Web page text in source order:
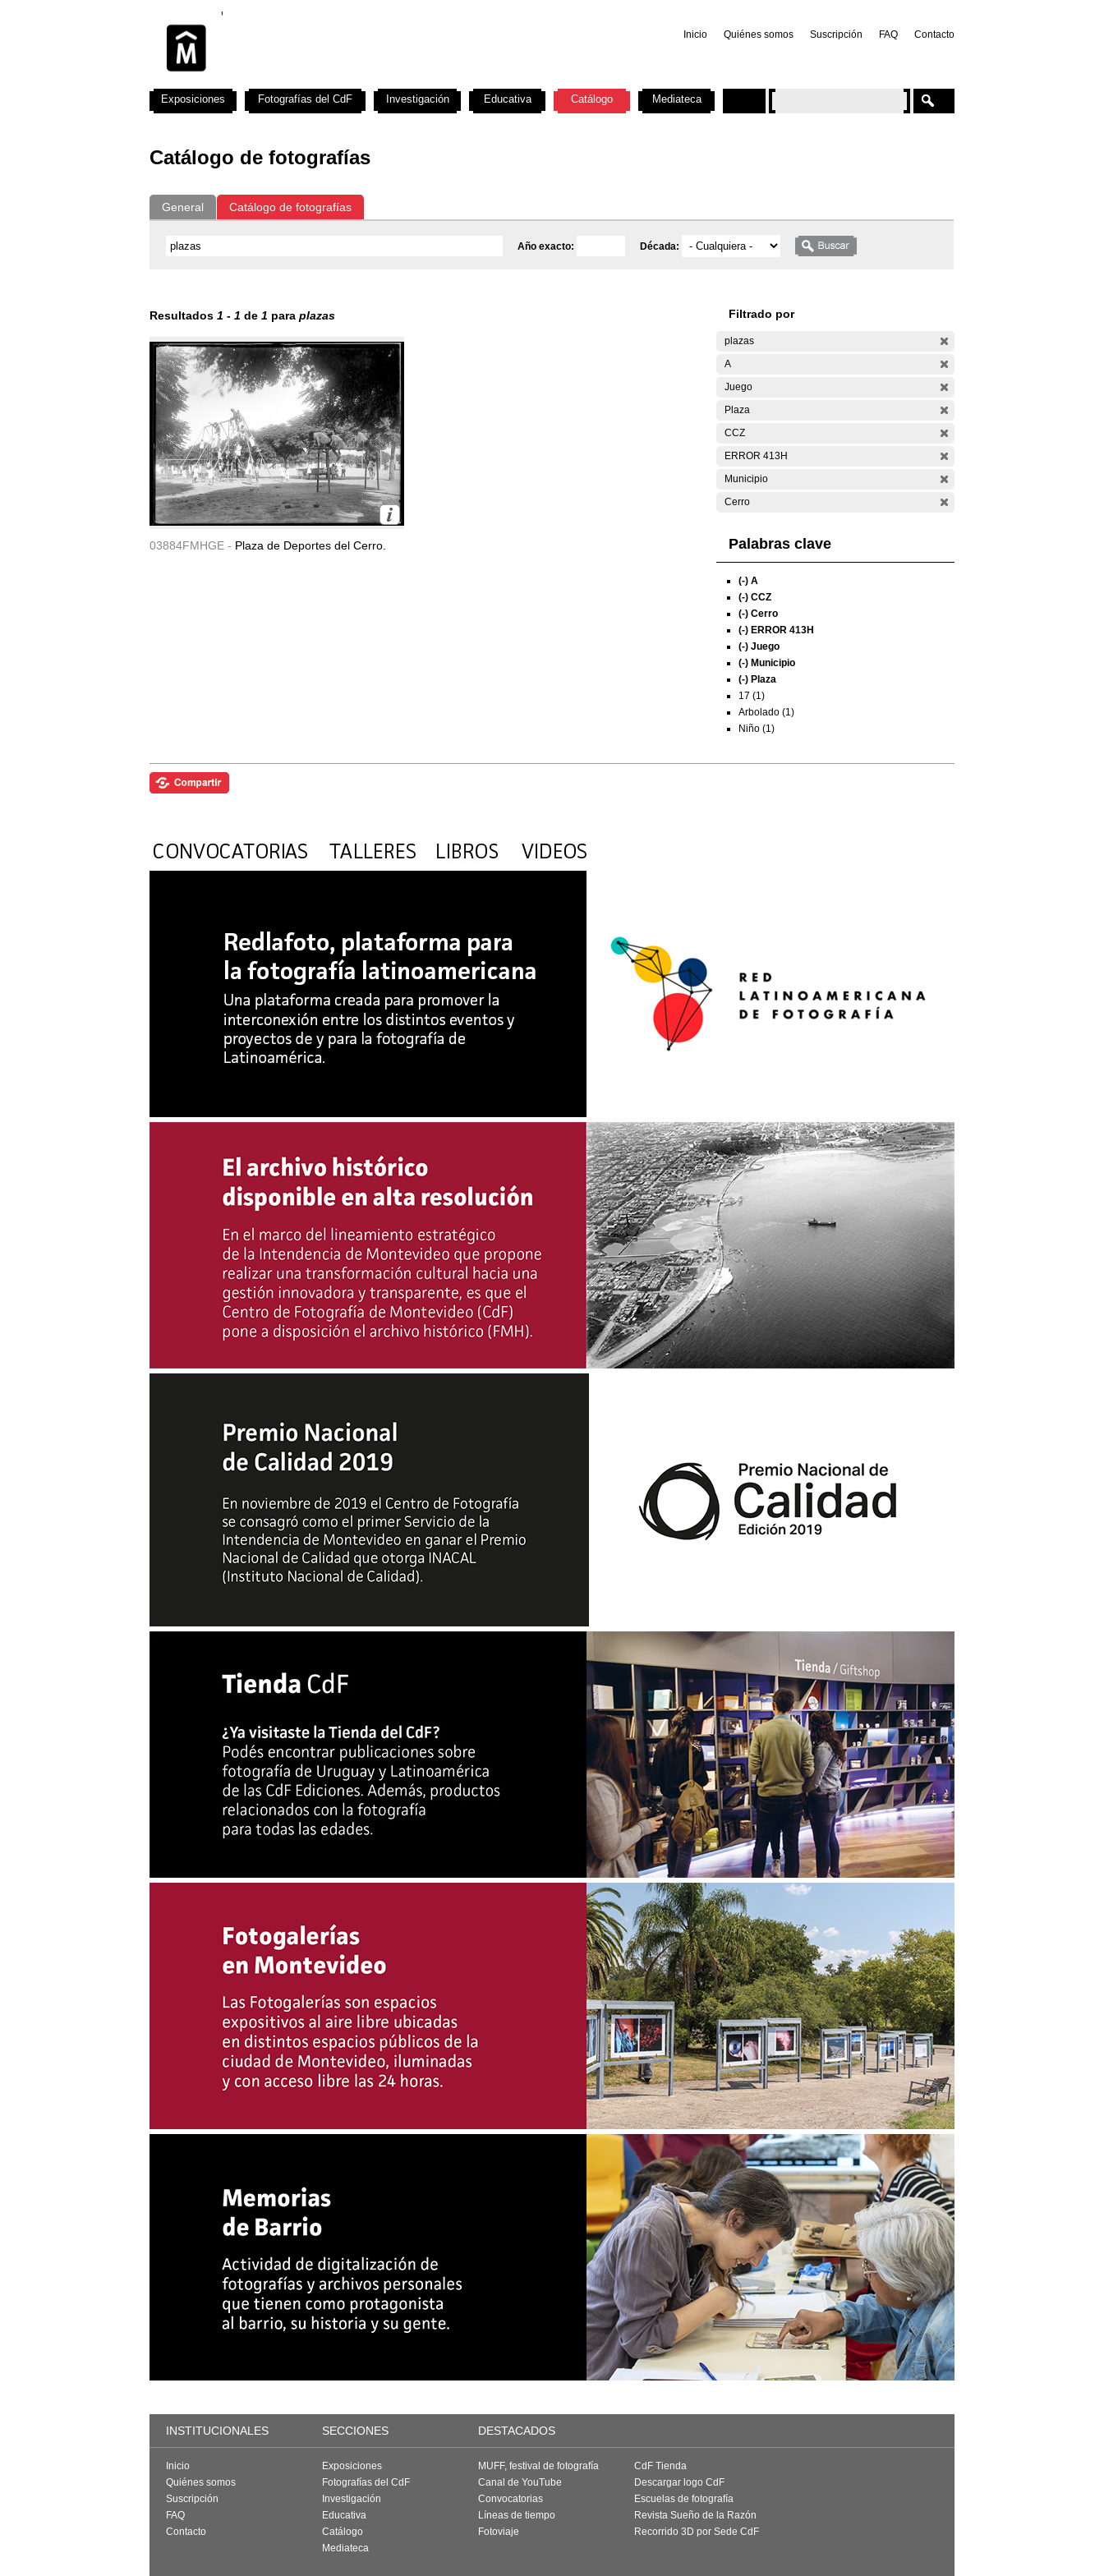
Inicio Quiénes somos Suscripción FAQ Contacto
Catálogo de fotografías
General Catálogo de fotografías
Año exacto: Década:
Resultados 1 - 1 de 1 para plazas
03884FMHGE - Plaza de Deportes del Cerro.
Filtrado por
plazas
A
Juego
Plaza
CCZ
ERROR 413H
Municipio
Cerro
Palabras clave
(-) A
(-) CCZ
(-) Cerro
(-) ERROR 413H
(-) Juego
(-) Municipio
(-) Plaza
17 (1)
Arbolado (1)
Niño (1)
Exposiciones Fotografías del CdF Investigación Educativa Catálogo Mediateca
INSTITUCIONALES SECCIONES DESTACADOS
Inicio
Quiénes somos
Suscripción
FAQ
Contacto
Exposiciones
Fotografías del CdF
Investigación
Educativa
Catálogo
Mediateca
MUFF, festival de fotografía
Canal de YouTube
Convocatorias
Líneas de tiempo
Fotoviaje
CdF Tienda
Descargar logo CdF
Escuelas de fotografía
Revista Sueño de la Razón
Recorrido 3D por Sede CdF